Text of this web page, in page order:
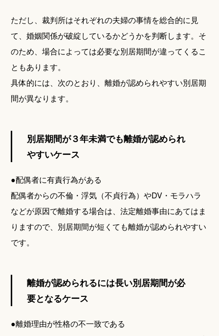
ただし、裁判所はそれぞれの夫婦の事情を総合的に見
て、婚姻関係が破綻しているかどうかを判断します。そ
のため、場合によっては必要な別居期間が違ってくるこ
ともあります。
具体的には、次のとおり、離婚が認められやすい別居期
間が異なります。
別居期間が３年未満でも離婚が認められ
やすいケース
●配偶者に有責行為がある
配偶者からの不倫・浮気（不貞行為）やDV・モラハラ
などが原因で離婚する場合は、法定離婚事由にあてはま
りますので、別居期間が短くても離婚が認められやすい
です。
離婚が認められるには長い別居期間が必
要となるケース
●離婚理由が性格の不一致である